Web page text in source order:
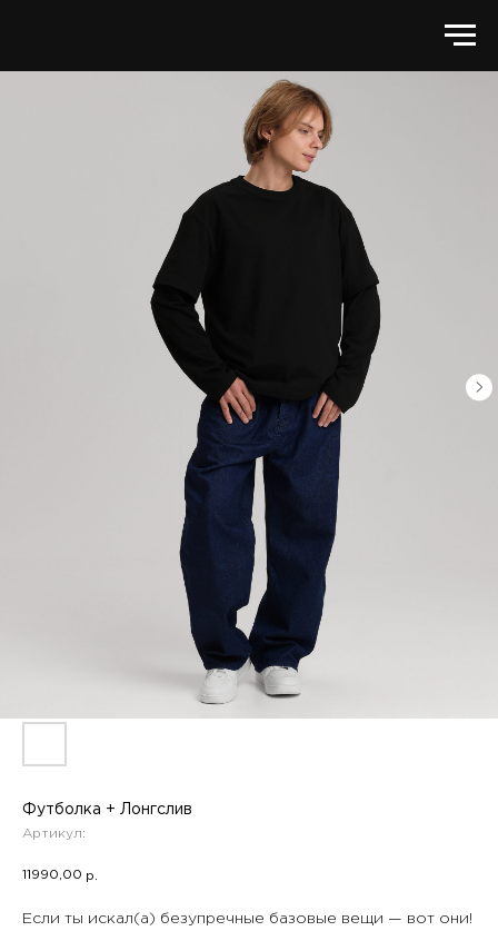
Футболка + Лонгслив
Артикул:
11990,00 р.
Если ты искал(а) безупречные базовые вещи — вот они!